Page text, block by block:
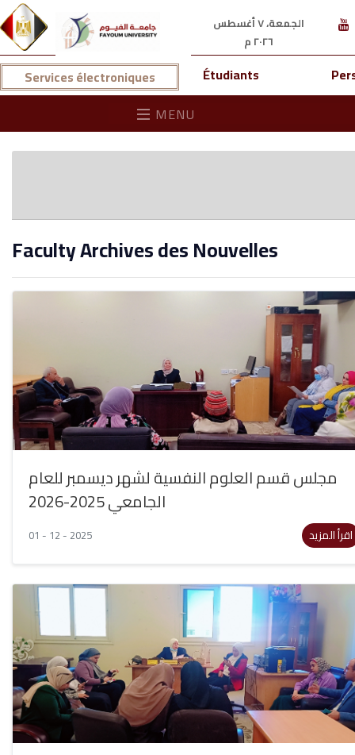
الجمعة، ٧ أغسطس
٢٠٢٦ م
Services électroniques Étudiants
MENU
Faculty Archives des Nouvelles
مجلس قسم العلوم النفسية لشهر ديسمبر للعام
الجامعي 2025-2026
01 - 12 - 2025 اقرأ المزيد